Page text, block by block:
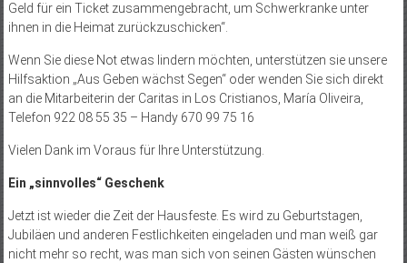
Geld für ein Ticket zusammengebracht, um Schwerkranke unter
ihnen in die Heimat zurückzuschicken“.
Wenn Sie diese Not etwas lindern möchten, unterstützen sie unsere
Hilfsaktion „Aus Geben wächst Segen“ oder wenden Sie sich direkt
an die Mitarbeiterin der Caritas in Los Cristianos, María Oliveira,
Telefon 922 08 55 35 – Handy 670 99 75 16
Vielen Dank im Voraus für Ihre Unterstützung.
Ein „sinnvolles“ Geschenk
Jetzt ist wieder die Zeit der Hausfeste. Es wird zu Geburtstagen,
Jubiläen und anderen Festlichkeiten eingeladen und man weiß gar
nicht mehr so recht, was man sich von seinen Gästen wünschen